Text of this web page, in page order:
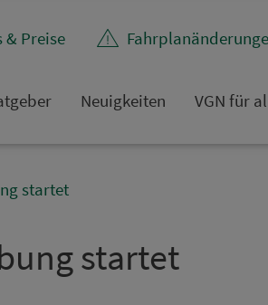
& Preise
Neuigkeiten VGN für
startet
startet